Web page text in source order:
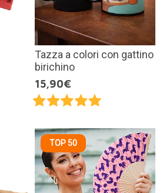
Tazza a colori con gattino
birichino
15,90€
TOP 50